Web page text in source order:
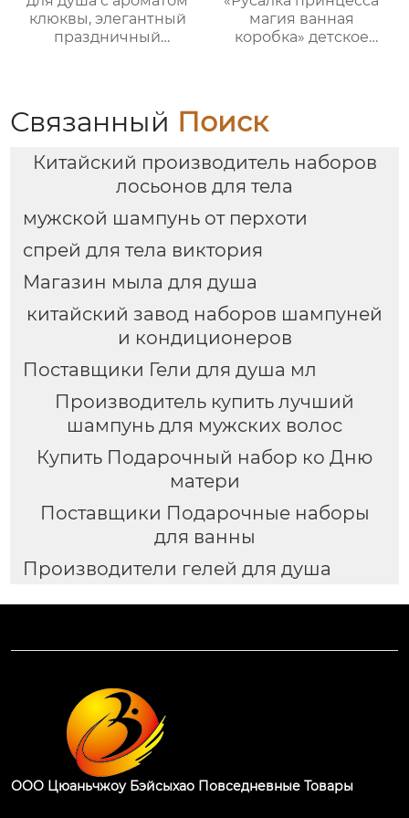
качестве подарка!
клюквы, элегантный
праздничный
магия ванная
коробка» детское
“Рыбий хвост” + пена
заказ, прямые
поставки с фабрики
Связанный Поиск
Китайский производитель наборов
лосьонов для тела
мужской шампунь от перхоти
спрей для тела виктория
Магазин мыла для душа
китайский завод наборов шампуней
и кондиционеров
Поставщики Гели для душа мл
Производитель купить лучший
шампунь для мужских волос
Купить Подарочный набор ко Дню
матери
Поставщики Подарочные наборы
для ванны
Производители гелей для душа
ООО Цюаньчжоу Бэйсыхао Повседневные Товары